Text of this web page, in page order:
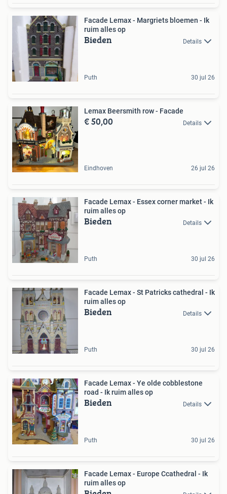
Facade Lemax - Margriets bloemen - Ik
ruim alles op
Bieden Details
Puth 30 jul 26
Lemax Beersmith row - Facade
€ 50,00 Details
Eindhoven 26 jul 26
Facade Lemax - Essex corner market - Ik
ruim alles op
Bieden Details
Puth 30 jul 26
Facade Lemax - St Patricks cathedral - Ik
ruim alles op
Bieden Details
Puth 30 jul 26
Facade Lemax - Ye olde cobblestone
road - Ik ruim alles op
Bieden Details
Puth 30 jul 26
Facade Lemax - Europe Ccathedral - Ik
ruim alles op